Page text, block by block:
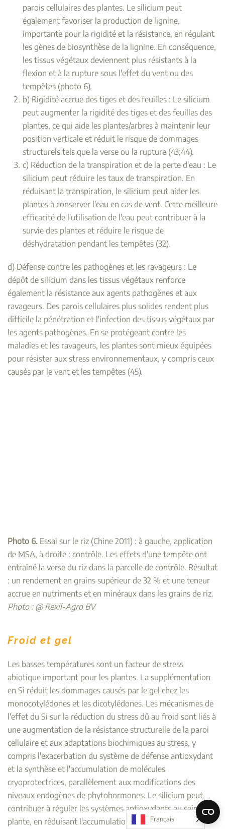
parois cellulaires des plantes. Le silicium peut
également favoriser la production de lignine,
importante pour la rigidité et la résistance, en régulant
les gènes de biosynthèse de la lignine. En conséquence,
les tissus végétaux deviennent plus résistants à la
flexion et à la rupture sous l'effet du vent ou des
tempêtes (photo 6).
b) Rigidité accrue des tiges et des feuilles : Le silicium
peut augmenter la rigidité des tiges et des feuilles des
plantes, ce qui aide les plantes/arbres à maintenir leur
position verticale et réduit le risque de dommages
structurels tels que la verse ou la rupture (43;44).
c) Réduction de la transpiration et de la perte d'eau : Le
silicium peut réduire les taux de transpiration. En
réduisant la transpiration, le silicium peut aider les
plantes à conserver l'eau en cas de vent. Cette meilleure
efficacité de l'utilisation de l'eau peut contribuer à la
survie des plantes et réduire le risque de
déshydratation pendant les tempêtes (32).
d) Défense contre les pathogènes et les ravageurs : Le
dépôt de silicium dans les tissus végétaux renforce
également la résistance aux agents pathogènes et aux
ravageurs. Des parois cellulaires plus solides rendent plus
difficile la pénétration et l'infection des tissus végétaux par
les agents pathogènes. En se protégeant contre les
maladies et les ravageurs, les plantes sont mieux équipées
pour résister aux stress environnementaux, y compris ceux
causés par le vent et les tempêtes (45).
Photo 6. Essai sur le riz (Chine 2011) : à gauche, application
de MSA, à droite : contrôle. Les effets d'une tempête ont
entraîné la verse du riz dans la parcelle de contrôle. Résultat
: un rendement en grains supérieur de 32 % et une teneur
accrue en nutriments et en minéraux dans les grains de riz.
Photo : @ Rexil-Agro BV
Froid et gel
Les basses températures sont un facteur de stress
abiotique important pour les plantes. La supplémentation
en Si réduit les dommages causés par le gel chez les
monocotylédones et les dicotylédones. Les mécanismes de
l'effet du Si sur la réduction du stress dû au froid sont liés à
une augmentation de la résistance structurelle de la paroi
cellulaire et aux adaptations biochimiques au stress, y
compris l'exacerbation du système de défense antioxydant
et la synthèse et l'accumulation de molécules
cryoprotectrices, parallèlement aux modifications des
niveaux endogènes de phytohormones. Le silicium peut
contribuer à réguler les systèmes antioxydants au sein de la
plante, en réduisant l'accumulation de ROS et en
Français